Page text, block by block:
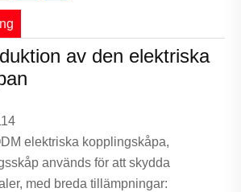
av den elektriska
elektriska kopplingskåpa,
används för att skydda
med breda tillämpningar: